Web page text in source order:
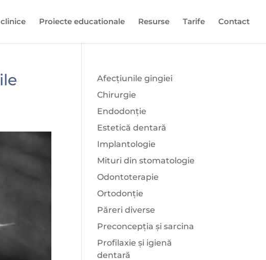
Proiecte educationale Resurse Tarife Contact
Afecțiunile gingiei
Chirurgie
Endodonție
Estetică dentară
Implantologie
Mituri din stomatologie
Odontoterapie
Ortodonție
Păreri diverse
Preconcepția și sarcina
Profilaxie și igienă
dentară